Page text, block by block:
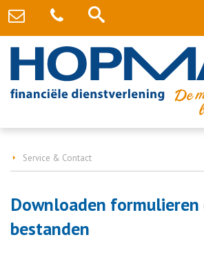
Service & Contact
Downloaden formulieren
bestanden